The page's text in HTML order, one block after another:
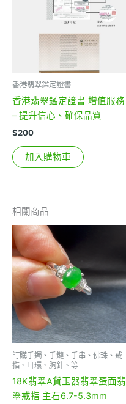
香港翡翠鑑定證書
香港翡翠鑑定證書 增值服務
– 提升信心、確保品質
$200
加入購物車
相關商品
訂購手鐲、手鏈、手串、佛珠、戒
指、耳環、胸針、等
18K翡翠A貨玉器翡翠蛋面翡
翠戒指 主石6.7-5.3mm